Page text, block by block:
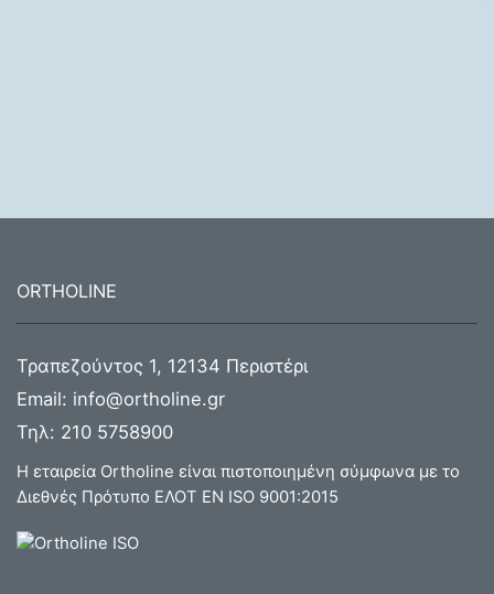
ORTHOLINE
Τραπεζούντος 1, 12134 Περιστέρι
Email: info@ortholine.gr
Τηλ: 210 5758900
Η εταιρεία Ortholine είναι πιστοποιημένη σύμφωνα με το
Διεθνές Πρότυπο ΕΛΟΤ ΕΝ ISO 9001:2015